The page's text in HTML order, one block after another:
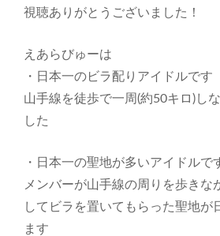
視聴ありがとうございました！
えあらびゅーは
・日本一のビラ配りアイドルです
山手線を徒歩で一周(約50キロ)し
した
・日本一の聖地が多いアイドルで
メンバーが山手線の周りを歩きな
してビラを置いてもらった聖地が
ます